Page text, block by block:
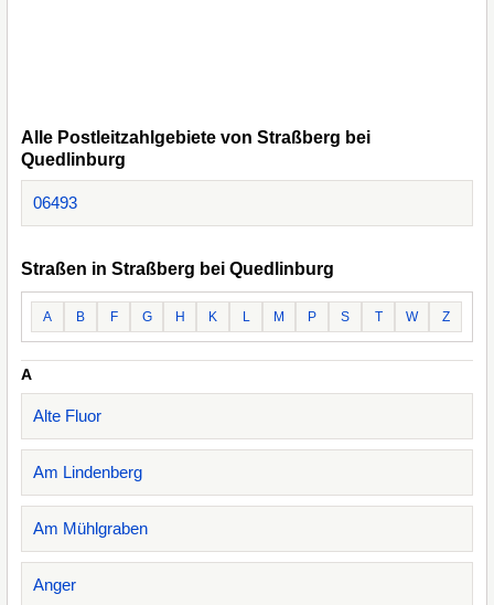
Alle Postleitzahlgebiete von Straßberg bei
Quedlinburg
06493
Straßen in Straßberg bei Quedlinburg
A B F G H K L M P S T W Z
A
Alte Fluor
Am Lindenberg
Am Mühlgraben
Anger